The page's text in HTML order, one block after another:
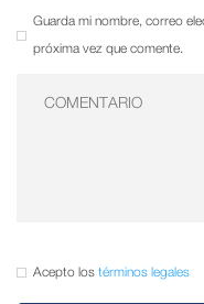
Guarda mi nombre, correo
próxima vez que comente.
Acepto los términos legales